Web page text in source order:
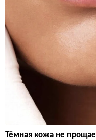
Тёмная кожа не